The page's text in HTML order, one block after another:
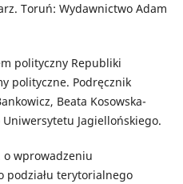
Toruń: Wydawnictwo Adam
polityczny Republiki
polityczne. Podręcznik
Beata Kosowska-
Jagiellońskiego.
o wprowadzeniu
podziału terytorialnego